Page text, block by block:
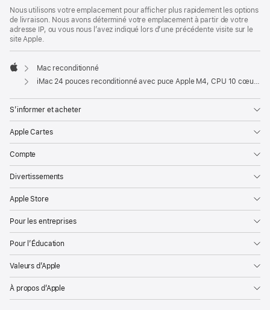
Nous utilisons votre emplacement pour afficher plus rapidement les options
de livraison. Nous avons déterminé votre emplacement à partir de votre
adresse IP, ou vous nous l’avez indiqué lors d’une précédente visite sur le
site Apple.
Apple
Mac reconditionné
iMac 24 pouces reconditionné avec puce Apple M4, CPU 10 cœurs et GPU 10 cœurs, Gigabit Ethernet, écran nano-texturé - Bleu
S’informer et acheter
Apple Cartes
Compte
Divertissements
Apple Store
Pour les entreprises
Pour l’Éducation
Valeurs d’Apple
À propos d’Apple